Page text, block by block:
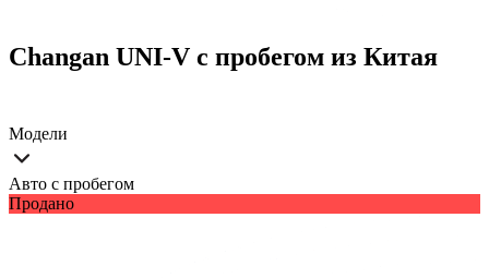
Changan UNI-V с пробегом из Китая
Модели
Авто с пробегом
Продано